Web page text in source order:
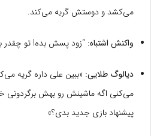
می‌کشد و دوستش گریه می‌کند.
واکنش اشتباه: “زود پسش بده! تو چقدر
دیالوگ طلایی: «ببین علی داره گریه
می‌کنی اگه ماشینش رو بهش برگردونی
پیشنهاد بازی جدید بدی؟»